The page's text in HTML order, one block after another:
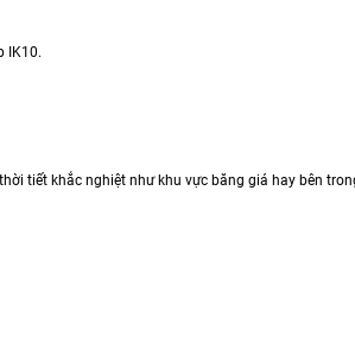
IK10.
tiết khắc nghiệt như khu vực băng giá hay bên